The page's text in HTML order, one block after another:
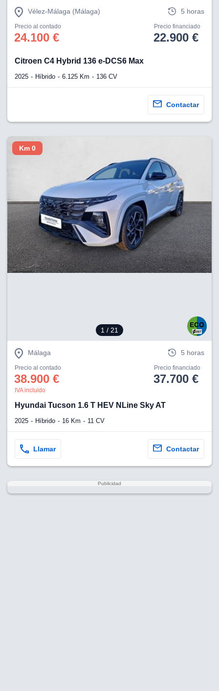
Vélez-Málaga (Málaga) 5 horas
Precio al contado
24.100 €
Precio financiado
22.900 €
Citroen C4 Hybrid 136 e-DCS6 Max
2025 Híbrido 6.125 Km 136 CV
Contactar
1 / 21
Km 0
Málaga 5 horas
Precio al contado
38.900 €
IVA incluido
Precio financiado
37.700 €
Hyundai Tucson 1.6 T HEV NLine Sky AT
2025 Híbrido 16 Km 11 CV
Llamar Contactar